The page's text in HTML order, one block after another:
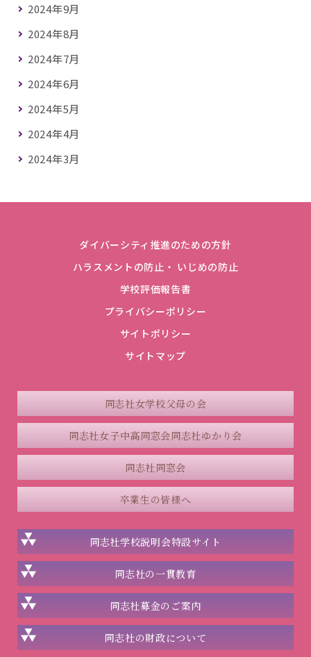
2024年9月
2024年8月
2024年7月
2024年6月
2024年5月
2024年4月
2024年3月
ダイバーシティ推進のための方針
ハラスメントの防止・ いじめの防止
学校評価報告書
プライバシーポリシー
サイトポリシー
サイトマップ
同志社女学校父母の会
同志社女子中高同窓会同志社ゆかり会
同志社同窓会
卒業生の皆様へ
同志社学校説明会特設サイト
同志社の一貫教育
同志社募金のご案内
同志社の財政について